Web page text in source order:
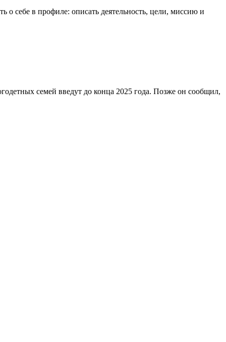
себе в профиле: описать деятельность, цели, миссию и
семей введут до конца 2025 года. Позже он сообщил,